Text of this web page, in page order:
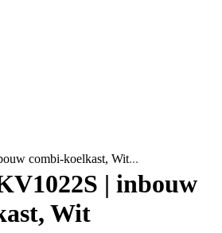
combi-koelkast, Wit
| inbouw
Wit